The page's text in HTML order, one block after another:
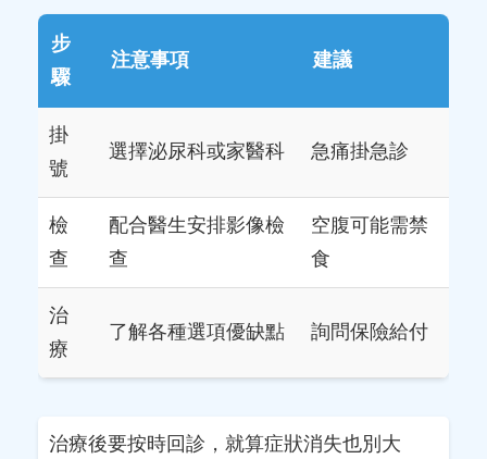
步
驟
注意事項 建議
掛
號
選擇泌尿科或家醫科 急痛掛急診
檢
查
配合醫生安排影像檢
查
空腹可能需禁
食
治
療
了解各種選項優缺點 詢問保險給付
治療後要按時回診，就算症狀消失也別大